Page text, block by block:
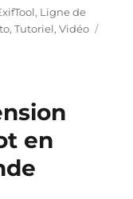
, Ligne de
,Tutoriel,Vidéo
en